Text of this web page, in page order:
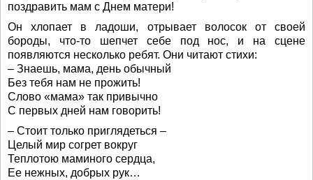
поздравить мам с Днем матери!
Он хлопает в ладоши, отрывает волосок от своей
бороды, что-то шепчет себе под нос, и на сцене
появляются несколько ребят. Они читают стихи:
– Знаешь, мама, день обычный
Без тебя нам не прожить!
Слово «мама» так привычно
С первых дней нам говорить!
– Стоит только приглядеться –
Целый мир согрет вокруг
Теплотою маминого сердца,
Ее нежных, добрых рук…